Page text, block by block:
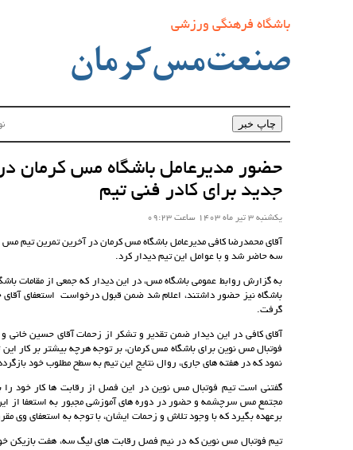
باشگاه فرهنگی ورزشی
صنعت‌مس‌کرمان
حضور مدیرعامل باشگاه مس کرمان
جدید برای کادر فنی تیم
یکشنبه 3 تیر ماه 1403 ساعت 09:23
آقای محمدرضا کافی مدیرعامل باشگاه مس کرمان در آخرین تمرین تیم
سه حاضر شد و با عوامل این تیم دیدار کرد.
به گزارش روابط عمومی باشگاه مس، در این دیدار که جمعی از مقامات
باشگاه نیز حضور داشتند، اعلام شد ضمن قبول درخواست استعفای
گرفت.
آقای کافی در این دیدار ضمن تقدیر و تشکر از زحمات آقای حسین خانی
فوتبال مس نوین برای باشگاه مس کرمان، بر توجه هرچه بیشتر بر کار
نمود که در هفته های جاری، روال نتایج این تیم به سطح مطلوب خود
گفتنی است تیم فوتبال مس نوین در این فصل از رقابت ها کار خود را
مجتمع مس سرچشمه و حضور در دوره های آموزشی مجبور به استعفا از
برعهده بگیرد که با وجود تلاش و زحمات ایشان، با توجه به استعفای وی
تیم فوتبال مس نوین که در نیم فصل رقابت های لیگ سه، هفت بازیکن خود